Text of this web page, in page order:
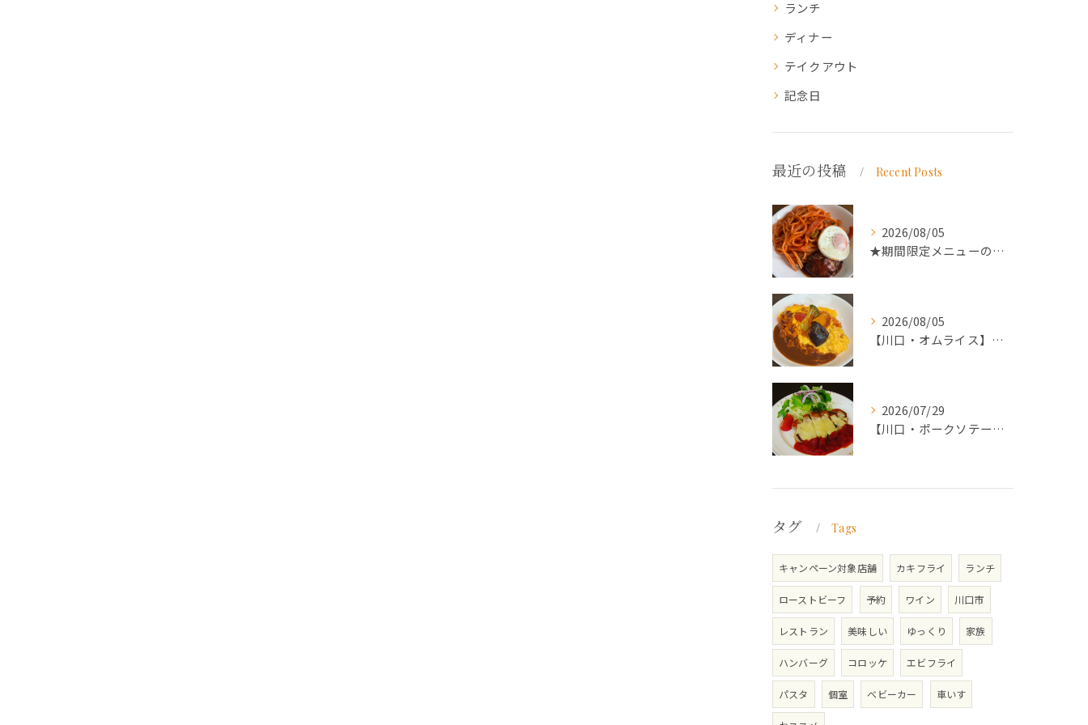
ランチ
ディナー
テイクアウト
記念日
最近の投稿 Recent Posts
2026/08/05
★期間限定メニューのご案内★
2026/08/05
【川口・オムライス】ランチ・ディナーにおススメの週替わりメニ...
2026/07/29
【川口・ポークソテー】ランチ・ディナーにおススメの週替わりメ...
タグ Tags
キャンペーン対象店舗 カキフライ ランチ
ローストビーフ 予約 ワイン 川口市
レストラン 美味しい ゆっくり 家族
ハンバーグ コロッケ エビフライ
パスタ 個室 ベビーカー 車いす